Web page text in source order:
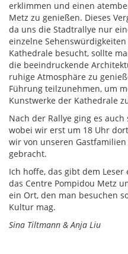
erklimmen und einen
Metz zu genießen. Dieses
da uns die Stadtrallye nur
einzelne
Kathedrale besucht, sollte
die beeindruckende
ruhige Atmosphäre zu
Führung teilzunehmen, um
Kunstwerke der Kathedrale
Nach der Rallye ging es
wobei wir erst um 18 Uhr
wir von unseren
gebracht.
Ich hoffe, das gibt dem
das Centre Pompidou Metz
ein Ort, den man besuchen
Kultur mag.
Sina Tiltmann & Anja Liu